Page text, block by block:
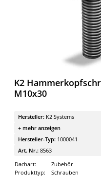
K2
M10x30
Hersteller: K2 Systems
+ mehr anzeigen
Hersteller-Typ: 1000041
Art. Nr.: 8563
Dachart:
Zubehör
Produkttyp:
Schrauben